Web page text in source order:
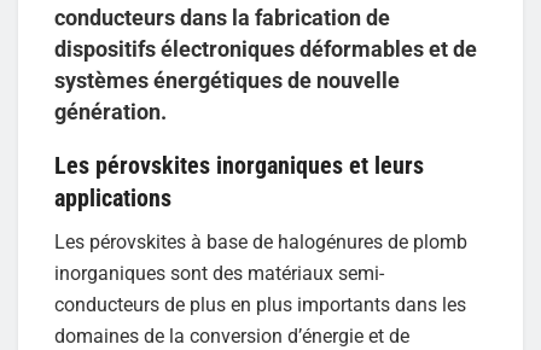
conducteurs dans la fabrication de
dispositifs électroniques déformables et de
systèmes énergétiques de nouvelle
génération.
Les pérovskites inorganiques et leurs
applications
Les pérovskites à base de halogénures de plomb
inorganiques sont des matériaux semi-
conducteurs de plus en plus importants dans les
domaines de la conversion d’énergie et de